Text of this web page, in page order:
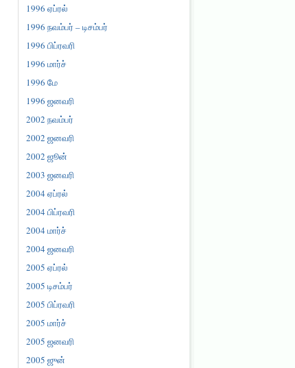
1996 ஏப்ரல்
1996 நவம்பர் – டிசம்பர்
1996 பிப்ரவரி
1996 மார்ச்
1996 மே
1996 ஜனவரி
2002 நவம்பர்
2002 ஜனவரி
2002 ஜூன்
2003 ஜனவரி
2004 ஏப்ரல்
2004 பிப்ரவரி
2004 மார்ச்
2004 ஜனவரி
2005 ஏப்ரல்
2005 டிசம்பர்
2005 பிப்ரவரி
2005 மார்ச்
2005 ஜனவரி
2005 ஜுன்